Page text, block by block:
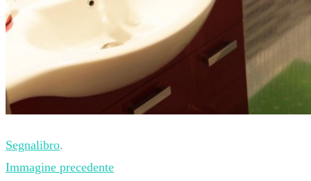
Segnalibro.
Immagine precedente